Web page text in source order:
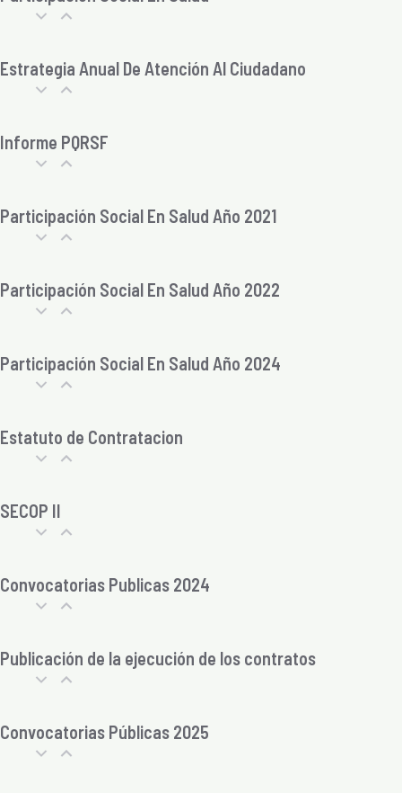
Estrategia Anual De Atención Al Ciudadano
Informe PQRSF
Participación Social En Salud Año 2021
Participación Social En Salud Año 2022
Participación Social En Salud Año 2024
Estatuto de Contratacion
SECOP II
Convocatorias Publicas 2024
Publicación de la ejecución de los contratos
Convocatorias Públicas 2025